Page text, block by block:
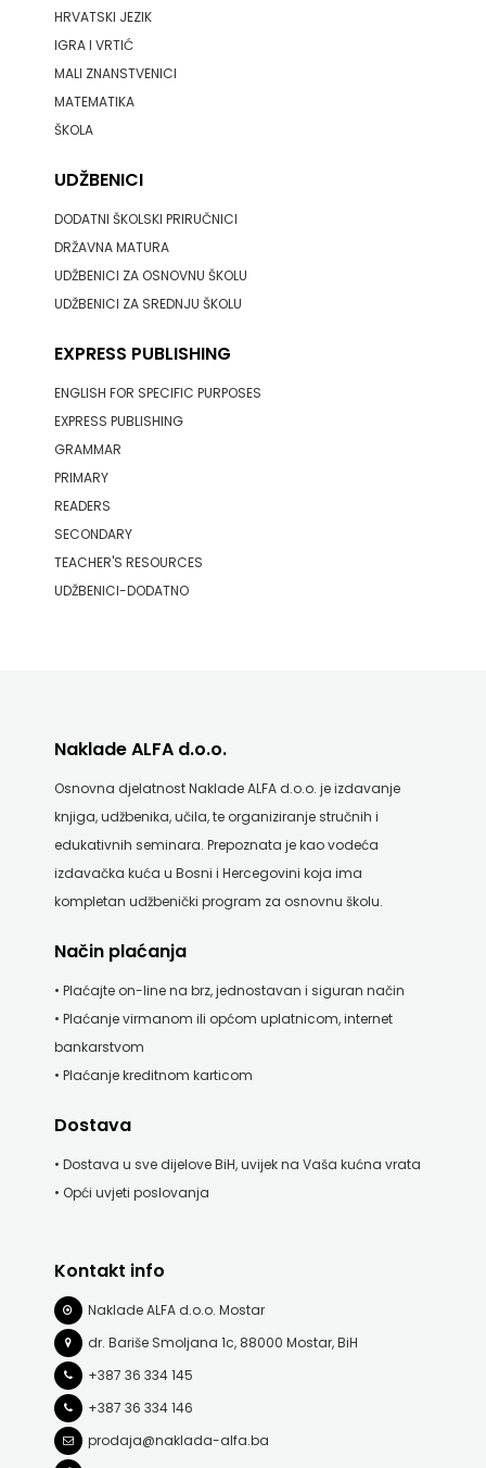
OMEGA
LAN
Pearson
PLANET
PLANETOPIJA
PLANJAX
KOMERC
POETIKA
PROFIL
PULS
SALESIANA
SANDORF
Scriptura
media
j.d.o.o.
SONJA
ŠKOBIĆ
STEP
STILUS
SYNOPSIS
ŠARENI
DUĆAN
ŠKOLSKA
HRVATSKI JEZIK
IGRA I VRTIĆ
MALI ZNANSTVENICI
MATEMATIKA
ŠKOLA
UDŽBENICI
DODATNI ŠKOLSKI PRIRUČNICI
DRŽAVNA MATURA
UDŽBENICI ZA OSNOVNU ŠKOLU
UDŽBENICI ZA SREDNJU ŠKOLU
EXPRESS PUBLISHING
ENGLISH FOR SPECIFIC PURPOSES
EXPRESS PUBLISHING
GRAMMAR
PRIMARY
READERS
SECONDARY
TEACHER'S RESOURCES
UDŽBENICI-DODATNO
Naklade ALFA d.o.o.
Osnovna djelatnost Naklade ALFA d.o.o. je izdavanje
knjiga, udžbenika, učila, te organiziranje stručnih i
edukativnih seminara. Prepoznata je kao vodeća
izdavačka kuća u Bosni i Hercegovini koja ima
kompletan udžbenički program za osnovnu školu.
Način plaćanja
• Plaćajte on-line na brz, jednostavan i siguran način
• Plaćanje virmanom ili općom uplatnicom, internet
bankarstvom
• Plaćanje kreditnom karticom
Dostava
• Dostava u sve dijelove BiH, uvijek na Vaša kućna vrata
• Opći uvjeti poslovanja
Kontakt info
Naklade ALFA d.o.o. Mostar
dr. Bariše Smoljana 1c, 88000 Mostar, BiH
+387 36 334 145
+387 36 334 146
prodaja@naklada-alfa.ba